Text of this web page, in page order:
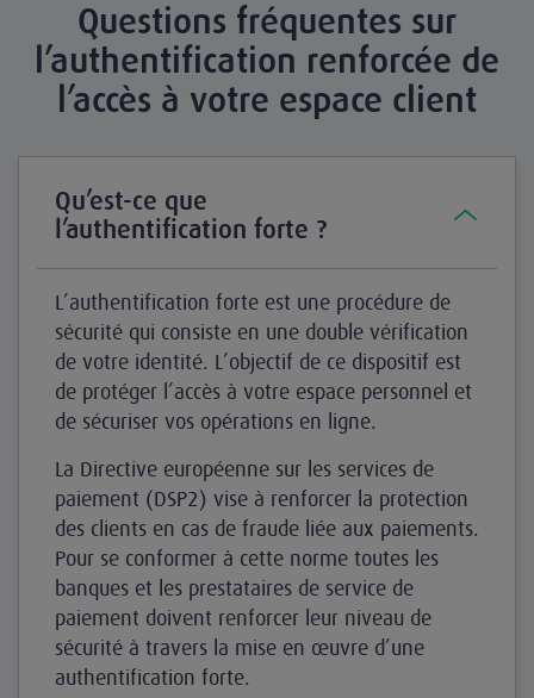
Questions fréquentes sur
l’authentification renforcée de
l’accès à votre espace client
Qu’est-ce que
l’authentification forte ?
L’authentification forte est une procédure de
sécurité qui consiste en une double vérification
de votre identité. L’objectif de ce dispositif est
de protéger l’accès à votre espace personnel et
de sécuriser vos opérations en ligne.
La Directive européenne sur les services de
paiement (DSP2) vise à renforcer la protection
des clients en cas de fraude liée aux paiements.
Pour se conformer à cette norme toutes les
banques et les prestataires de service de
paiement doivent renforcer leur niveau de
sécurité à travers la mise en œuvre d’une
authentification forte.